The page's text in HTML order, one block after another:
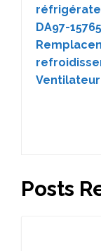
DA97-
Ventilateur
Posts